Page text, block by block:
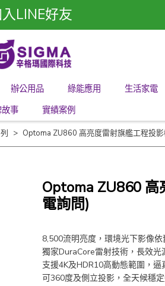
LINE好友
辦公用品 綠能應用 生活家電
事
實績案例
Optoma ZU860 高亮度雷射旗艦工程投
Optoma ZU860 高
電詢問)
8,500流明亮度，環境光下影像
獨家DuraCore雷射技術，長效光
支援4K及HDR10高動態範圍，逼
可360度及側立投影，全天候穩